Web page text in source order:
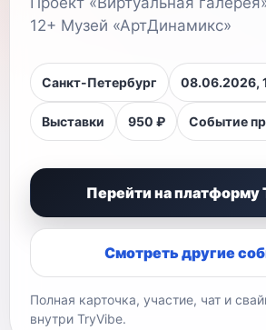
12+ Музей «АртДинамикс»
Санкт-Петербург 08.06.2026,
Выставки 950 ₽ Событие
Перейти на платформу
Смотреть другие
Полная карточка, участие, чат и
внутри TryVibe.